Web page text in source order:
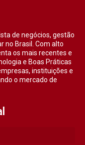
de negócios, gestão
no Brasil. Com alto
os mais recentes e
e Boas Práticas
instituições e
o mercado de